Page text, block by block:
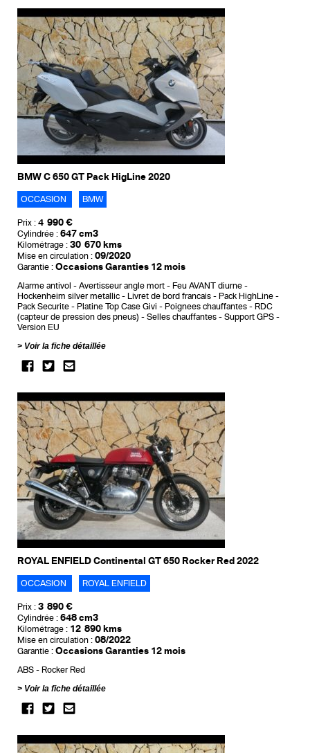
BMW C 650 GT Pack HigLine 2020
OCCASION BMW
Prix : 4 990 €
Cylindrée : 647 cm3
Kilométrage : 30 670 kms
Mise en circulation : 09/2020
Garantie : Occasions Garanties 12 mois
Alarme antivol Avertisseur angle mort
Feu AVANT diurne
Hockenheim silver metallic
Livret de bord francais
Pack HighLine
Pack Securite
Platine Top Case Givi Poignees chauffantes
RDC
(capteur de pression des pneus)
Selles chauffantes
Support GPS
Version EU
Voir la fiche détaillée
ROYAL ENFIELD Continental GT 650 Rocker Red 2022
OCCASION ROYAL ENFIELD
Prix : 3 890 €
Cylindrée : 648 cm3
Kilométrage : 12 890 kms
Mise en circulation : 08/2022
Garantie : Occasions Garanties 12 mois
ABS
Rocker Red
Voir la fiche détaillée